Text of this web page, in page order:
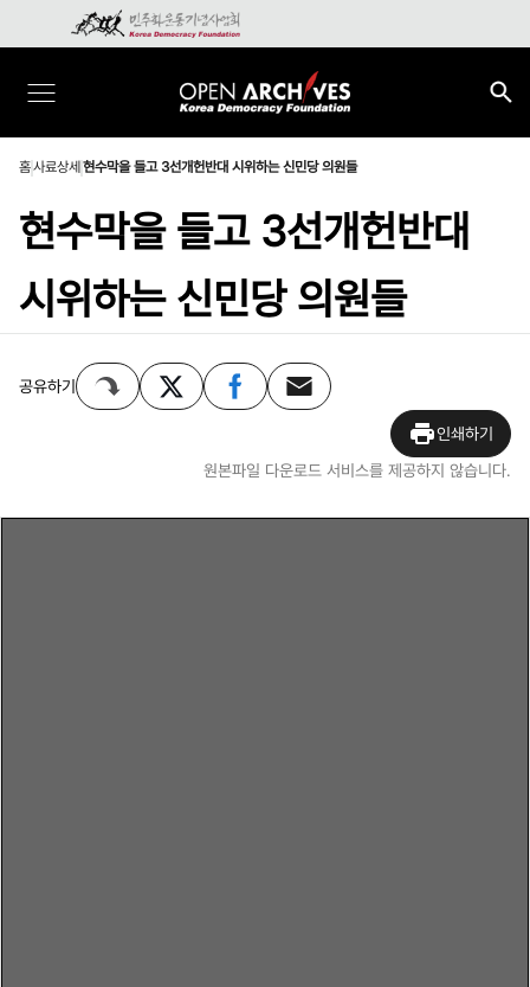
홈사료상세 현수막을 들고 3선개헌반대 시위하는 신민당 의원들
현수막을 들고 3선개헌반대
시위하는 신민당 의원들
공유하기
인쇄하기
원본파일 다운로드 서비스를 제공하지 않습니다.